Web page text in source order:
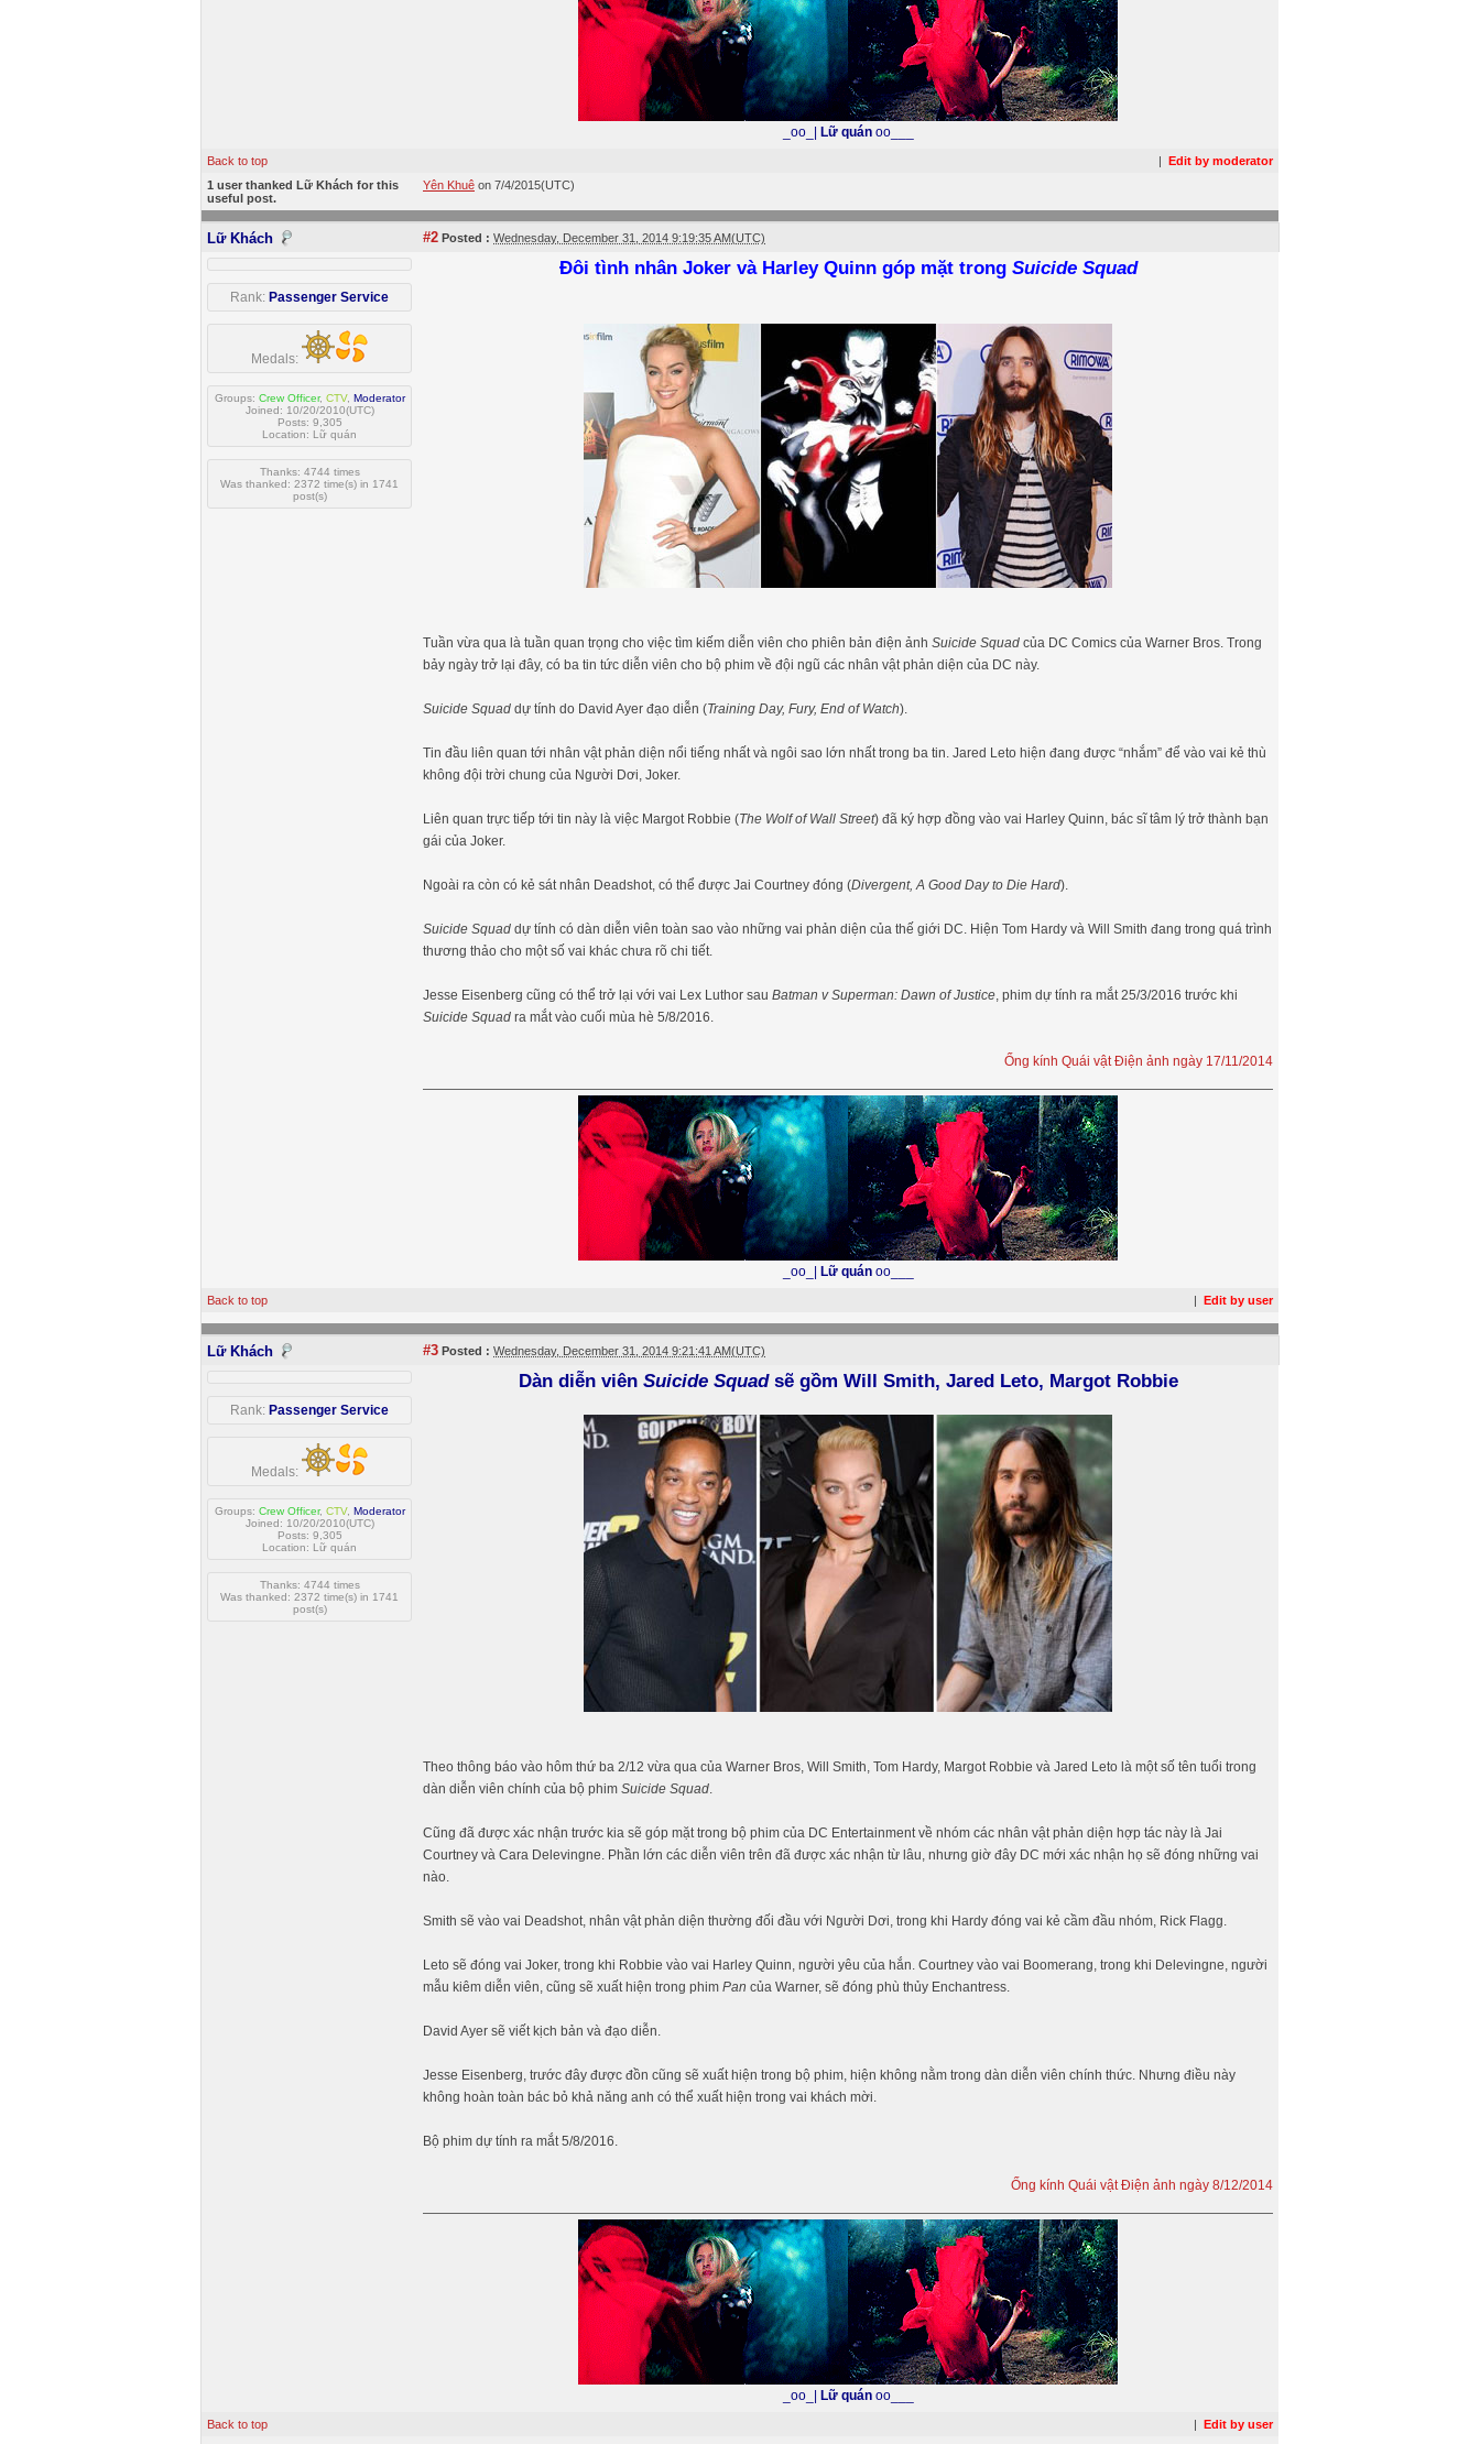
_oo_| Lữ quán oo___
Back to top | Edit by moderator
1 user thanked Lữ Khách for this
useful post.
Yên Khuê on 7/4/2015(UTC)
Lữ Khách #2 Posted : Wednesday, December 31, 2014 9:19:35 AM(UTC)
Rank: Passenger Service
Medals:
Groups: Crew Officer, CTV, Moderator
Joined: 10/20/2010(UTC)
Posts: 9,305
Location: Lữ quán
Thanks: 4744 times
Was thanked: 2372 time(s) in 1741
post(s)
Đôi tình nhân Joker và Harley Quinn góp mặt trong Suicide Squad
Tuần vừa qua là tuần quan trọng cho việc tìm kiếm diễn viên cho phiên bản điện ảnh Suicide Squad của DC Comics của Warner Bros. Trong
bảy ngày trở lại đây, có ba tin tức diễn viên cho bộ phim về đội ngũ các nhân vật phản diện của DC này.
Suicide Squad dự tính do David Ayer đạo diễn (Training Day, Fury, End of Watch).
Tin đầu liên quan tới nhân vật phản diện nổi tiếng nhất và ngôi sao lớn nhất trong ba tin. Jared Leto hiện đang được “nhắm” để vào vai kẻ thù
không đội trời chung của Người Dơi, Joker.
Liên quan trực tiếp tới tin này là việc Margot Robbie (The Wolf of Wall Street) đã ký hợp đồng vào vai Harley Quinn, bác sĩ tâm lý trở thành bạn
gái của Joker.
Ngoài ra còn có kẻ sát nhân Deadshot, có thể được Jai Courtney đóng (Divergent, A Good Day to Die Hard).
Suicide Squad dự tính có dàn diễn viên toàn sao vào những vai phản diện của thế giới DC. Hiện Tom Hardy và Will Smith đang trong quá trình
thương thảo cho một số vai khác chưa rõ chi tiết.
Jesse Eisenberg cũng có thể trở lại với vai Lex Luthor sau Batman v Superman: Dawn of Justice, phim dự tính ra mắt 25/3/2016 trước khi
Suicide Squad ra mắt vào cuối mùa hè 5/8/2016.
Ống kính Quái vật Điện ảnh ngày 17/11/2014
_oo_| Lữ quán oo___
Back to top | Edit by user
Lữ Khách #3 Posted : Wednesday, December 31, 2014 9:21:41 AM(UTC)
Rank: Passenger Service
Medals:
Groups: Crew Officer, CTV, Moderator
Joined: 10/20/2010(UTC)
Posts: 9,305
Location: Lữ quán
Thanks: 4744 times
Was thanked: 2372 time(s) in 1741
post(s)
Dàn diễn viên Suicide Squad sẽ gồm Will Smith, Jared Leto, Margot Robbie
Theo thông báo vào hôm thứ ba 2/12 vừa qua của Warner Bros, Will Smith, Tom Hardy, Margot Robbie và Jared Leto là một số tên tuổi trong
dàn diễn viên chính của bộ phim Suicide Squad.
Cũng đã được xác nhận trước kia sẽ góp mặt trong bộ phim của DC Entertainment về nhóm các nhân vật phản diện hợp tác này là Jai
Courtney và Cara Delevingne. Phần lớn các diễn viên trên đã được xác nhận từ lâu, nhưng giờ đây DC mới xác nhận họ sẽ đóng những vai
nào.
Smith sẽ vào vai Deadshot, nhân vật phản diện thường đối đầu với Người Dơi, trong khi Hardy đóng vai kẻ cầm đầu nhóm, Rick Flagg.
Leto sẽ đóng vai Joker, trong khi Robbie vào vai Harley Quinn, người yêu của hắn. Courtney vào vai Boomerang, trong khi Delevingne, người
mẫu kiêm diễn viên, cũng sẽ xuất hiện trong phim Pan của Warner, sẽ đóng phù thủy Enchantress.
David Ayer sẽ viết kịch bản và đạo diễn.
Jesse Eisenberg, trước đây được đồn cũng sẽ xuất hiện trong bộ phim, hiện không nằm trong dàn diễn viên chính thức. Nhưng điều này
không hoàn toàn bác bỏ khả năng anh có thể xuất hiện trong vai khách mời.
Bộ phim dự tính ra mắt 5/8/2016.
Ống kính Quái vật Điện ảnh ngày 8/12/2014
_oo_| Lữ quán oo___
Back to top | Edit by user